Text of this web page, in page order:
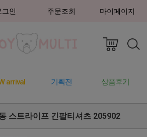
그인 주문조회 마이페이지
arrival 기획전 상품후기
스트라이프 긴팔티셔츠 205902